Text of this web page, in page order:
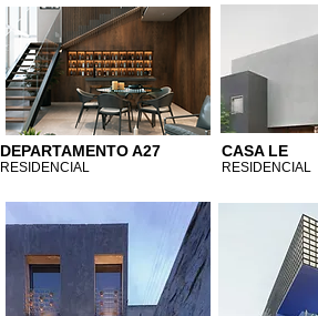
DEPARTAMENTO A27
RESIDENCIAL
CASA LE
RESIDENCIAL